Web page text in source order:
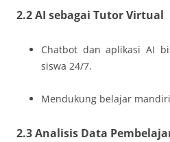
2.2 AI sebagai Tutor Virtual
Chatbot dan aplikasi AI
siswa 24/7.
Mendukung belajar
2.3 Analisis Data